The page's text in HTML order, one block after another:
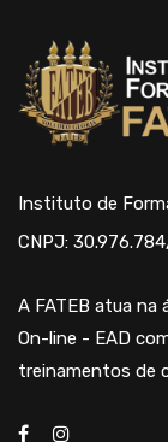
Instituto de
CNPJ:
A FATEB atua na
On-line - EAD
treinamentos de